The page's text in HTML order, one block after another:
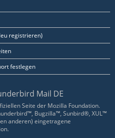
registrieren)
festlegen
Mail DE
Seite der Mozilla Foundation.
Bugzilla™, Sunbird®, XUL™
anderen) eingetragene